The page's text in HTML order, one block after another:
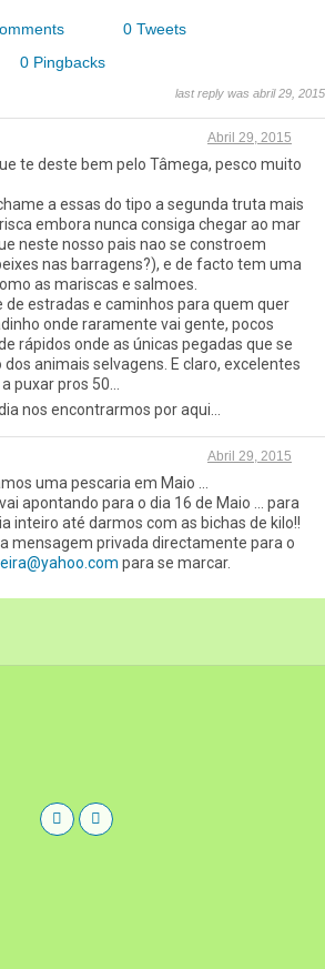
0 Tweets
0 Pingbacks
last reply was abril 29, 2015
Abril 29, 2015
te deste bem pelo Tâmega, pesco muito
a essas do tipo a segunda truta mais
embora nunca consiga chegar ao mar
neste nosso pais nao se constroem
nas barragens?), e de facto tem uma
as mariscas e salmoes.
de estradas e caminhos para quem quer
onde raramente vai gente, pocos
rápidos onde as únicas pegadas que se
animais selvagens. E claro, excelentes
puxar pros 50…
nos encontrarmos por aqui…
Abril 29, 2015
uma pescaria em Maio …
apontando para o dia 16 de Maio … para
inteiro até darmos com as bichas de kilo!!
mensagem privada directamente para o
para se marcar.